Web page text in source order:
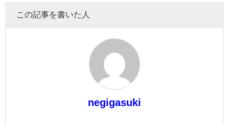
この記事を書いた人
negigasuki